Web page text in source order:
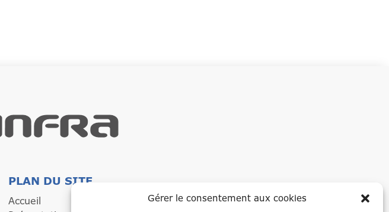
Gérer le consentement aux cookies
PLAN DU SITE
Accueil